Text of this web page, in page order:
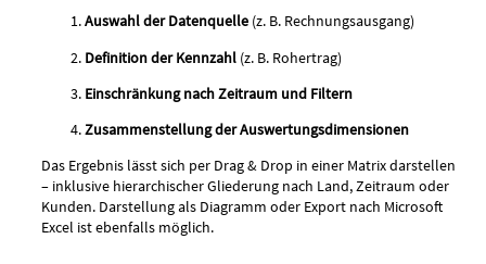
Auswahl der Datenquelle (z. B. Rechnungsausgang)
Definition der Kennzahl (z. B. Rohertrag)
Einschränkung nach Zeitraum und Filtern
Zusammenstellung der Auswertungsdimensionen
Das Ergebnis lässt sich per Drag & Drop in einer Matrix darstellen
– inklusive hierarchischer Gliederung nach Land, Zeitraum oder
Kunden. Darstellung als Diagramm oder Export nach Microsoft
Excel ist ebenfalls möglich.